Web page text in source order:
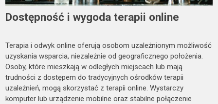
Dostępność i wygoda terapii online
Terapia i odwyk online oferują osobom uzależnionym możliwość
uzyskania wsparcia, niezależnie od geograficznego położenia.
Osoby, które mieszkają w odległych miejscach lub mają
trudności z dostępem do tradycyjnych ośrodków terapii
uzależnień, mogą skorzystać z terapii online. Wystarczy
komputer lub urządzenie mobilne oraz stabilne połączenie